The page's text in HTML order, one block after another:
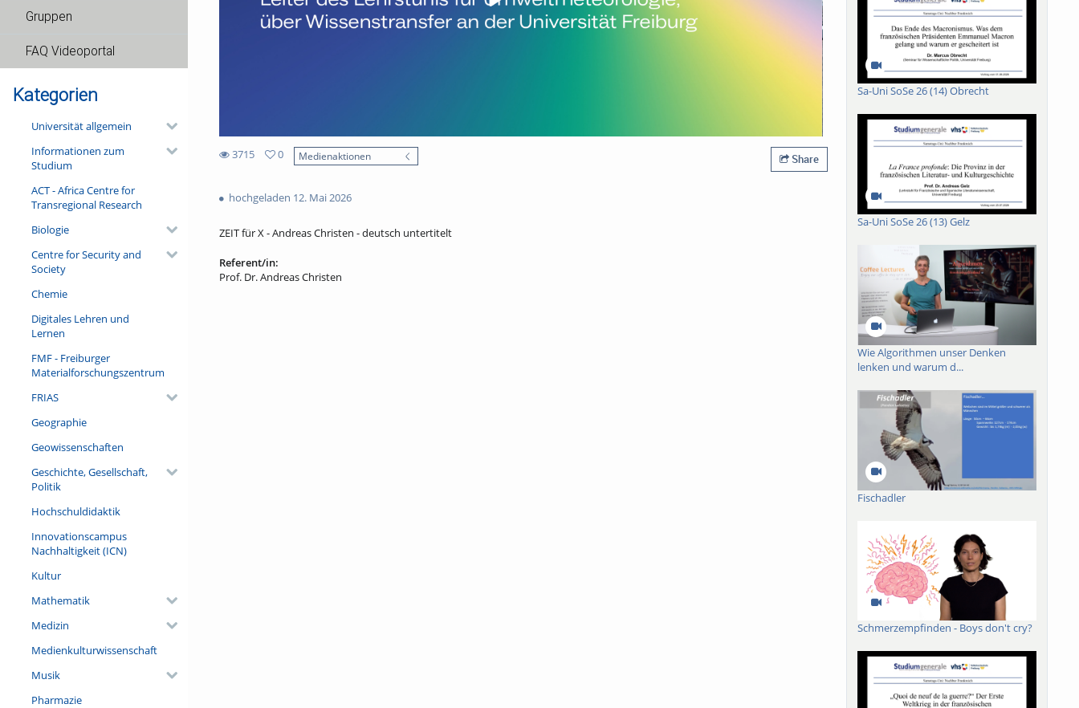
Gruppen
FAQ Videoportal
Kategorien
Universität allgemein
Informationen zum
Studium
ACT - Africa Centre for
Transregional Research
Biologie
Centre for Security and
Society
Chemie
Digitales Lehren und
Lernen
FMF - Freiburger
Materialforschungszentrum
FRIAS
Geographie
Geowissenschaften
Geschichte, Gesellschaft,
Politik
Hochschuldidaktik
Innovationscampus
Nachhaltigkeit (ICN)
Kultur
Mathematik
Medizin
Medienkulturwissenschaft
Musik
Pharmazie
3715
views
0
Medienaktionen Share
hochgeladen 12. Mai 2026
ZEIT für X - Andreas Christen - deutsch untertitelt
Referent/in:
Prof. Dr. Andreas Christen
Sa-Uni SoSe 26 (14) Obrecht
Sa-Uni SoSe 26 (13) Gelz
Wie Algorithmen unser Denken
lenken und warum d...
Fischadler
Schmerzempfinden - Boys don't cry?